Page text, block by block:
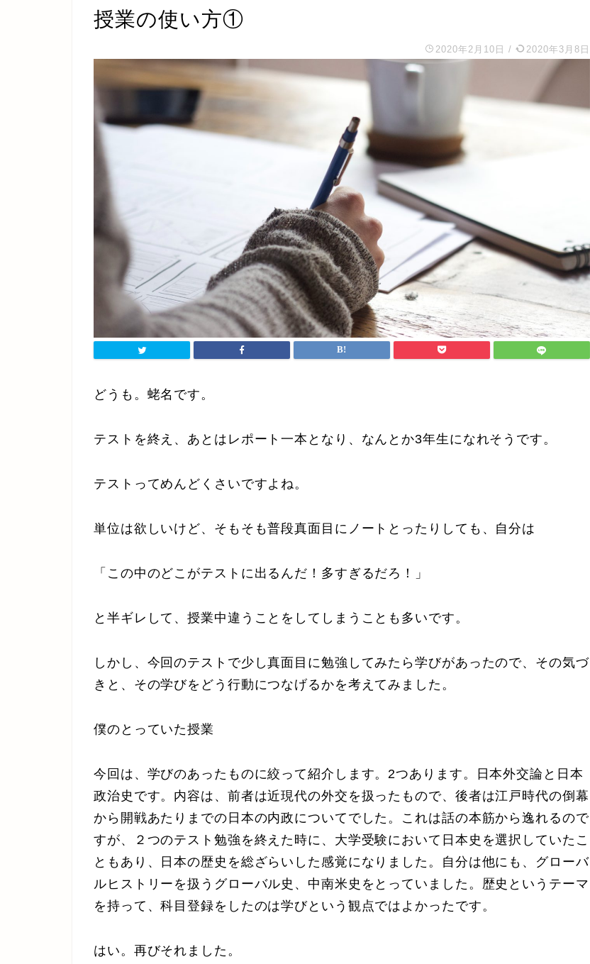
授業の使い方①
2020年2月10日 / 2020年3月8日
どうも。蛯名です。
テストを終え、あとはレポート一本となり、なんとか3年生になれそうです。
テストってめんどくさいですよね。
単位は欲しいけど、そもそも普段真面目にノートとったりしても、自分は
「この中のどこがテストに出るんだ！多すぎるだろ！」
と半ギレして、授業中違うことをしてしまうことも多いです。
しかし、今回のテストで少し真面目に勉強してみたら学びがあったので、その気づ
きと、その学びをどう行動につなげるかを考えてみました。
僕のとっていた授業
今回は、学びのあったものに絞って紹介します。2つあります。日本外交論と日本
政治史です。内容は、前者は近現代の外交を扱ったもので、後者は江戸時代の倒幕
から開戦あたりまでの日本の内政についてでした。これは話の本筋から逸れるので
すが、２つのテスト勉強を終えた時に、大学受験において日本史を選択していたこ
ともあり、日本の歴史を総ざらいした感覚になりました。自分は他にも、グローバ
ルヒストリーを扱うグローバル史、中南米史をとっていました。歴史というテーマ
を持って、科目登録をしたのは学びという観点ではよかったです。
はい。再びそれました。